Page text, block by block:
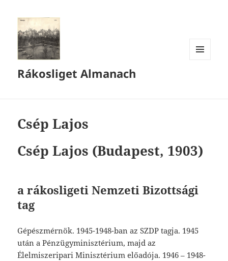
Rákosliget Almanach
Csép Lajos
Csép Lajos (Budapest, 1903)
a rákosligeti Nemzeti Bizottsági
tag
Gépészmérnök. 1945-1948-ban az SZDP tagja. 1945
után a Pénzügyminisztérium, majd az
Élelmiszeripari Minisztérium előadója. 1946 – 1948-